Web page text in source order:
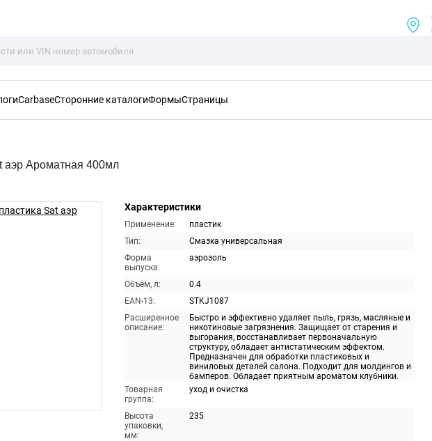
CarbaseСторонние каталогиФормыСтраницы
аэр Ароматная 400мл
Характеристики
Применение:
пластик
Тип:
Смазка универсальная
Форма
выпуска:
аэрозоль
Объём, л:
0.4
EAN-13:
STKJ1087
Расширенное
описание:
Быстро и эффективно удаляет пыль, грязь, масляные и
никотиновые загрязнения. Защищает от старения и
выгорания, восстанавливает первоначальную
структуру, обладает антистатическим эффектом.
Предназначен для обработки пластиковых и
виниловых деталей салона. Подходит для молдингов и
бамперов. Обладает приятным ароматом клубники.
Товарная
группа:
уход и очистка
Высота
упаковки,
мм:
235